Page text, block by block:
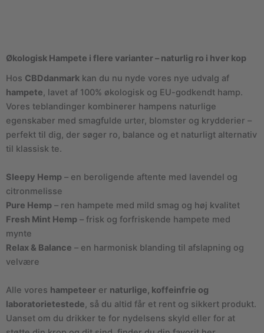
Økologisk Hampete i flere varianter – naturlig ro i hver kop
Hos CBDdanmark kan du nu nyde vores nye udvalg af
hampete, lavet af 100% økologisk og EU-godkendt hamp.
Vores teblandinger kombinerer hampens naturlige
egenskaber med smagfulde urter, blomster og krydderier –
perfekt til dig, der søger ro, balance og et naturligt alternativ
til klassisk te.
Sleepy Hemp – en beroligende aftente med lavendel og
citronmelisse
Pure Hemp – ren hampete med mild smag og høj kvalitet
Fresh Mint Hemp – frisk og forfriskende hampete med
mynte
Relax & Balance – en harmonisk blanding til afslapning og
velvære
Alle vores hampeteer er naturlige, koffeinfrie og
laboratorietestede, så du altid får et rent og sikkert produkt.
Uanset om du drikker te for nydelsens skyld eller for at